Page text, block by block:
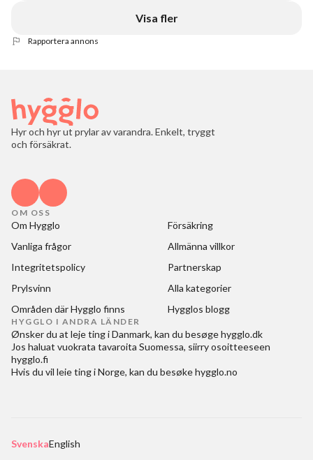
Visa fler
Rapportera annons
Hyr och hyr ut prylar av varandra. Enkelt, tryggt
och försäkrat.
OM OSS
Om Hygglo
Försäkring
Vanliga frågor
Allmänna villkor
Integritetspolicy
Partnerskap
Prylsvinn
Alla kategorier
Områden där Hygglo finns
Hygglos blogg
HYGGLO I ANDRA LÄNDER
Ønsker du at leje ting i Danmark, kan du besøgehygglo.dk
Jos haluat vuokrata tavaroita Suomessa, siirry osoitteeseen
hygglo.fi
Hvis du vil leie ting i Norge, kan du besøkehygglo.no
SvenskaEnglish